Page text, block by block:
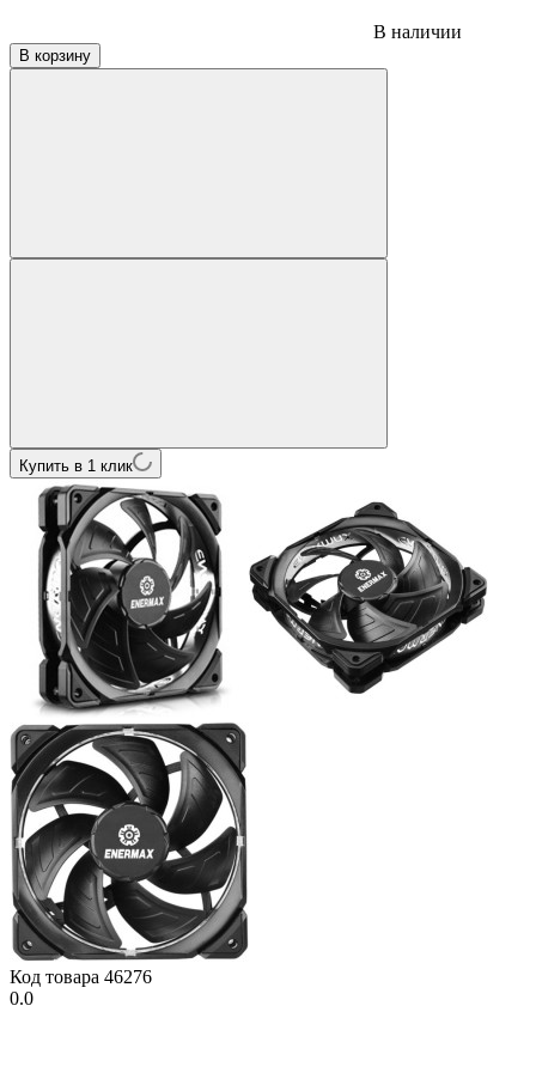
В наличии
В корзину
Купить в 1 клик
Код товара 46276
0.0